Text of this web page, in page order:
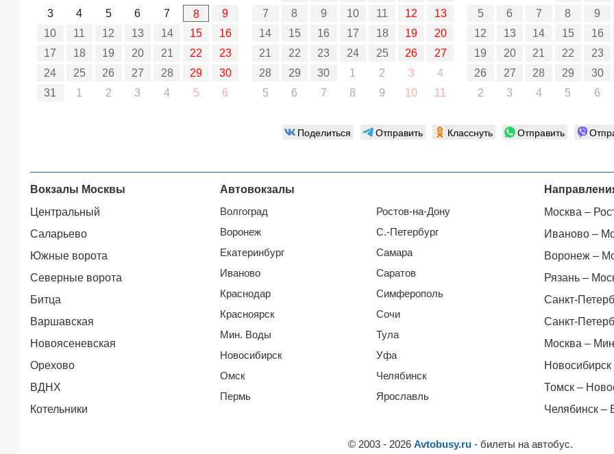
3
4 5 6 7 8
9
10
11 12 13 14 15
16
17
18 19 20 21 22
23
24
25 26 27 28 29
30
31
1 2 3 4 5 6
7
8 9 10 11 12
13
14
15 16 17 18 19
20
21
22 23 24 25 26
27
28
29 30 1 2 3
4
5
6 7 8 9 10 11
5
6 7 8
9
12
13 14 15
16
19
20 21 22
23
26
27 28 29
30
2
3 4 5 6
Поделиться Отправить Класснуть Отправить
Вокзалы Москвы
Центральный
Саларьево
Южные ворота
Северные ворота
Битца
Варшавская
Новоясеневская
Орехово
ВДНХ
Котельники
Автовокзалы
Волгоград
Воронеж
Екатеринбург
Иваново
Краснодар
Красноярск
Мин. Воды
Новосибирск
Омск
Пермь
Ростов-на-Дону
С.-Петербург
Самара
Саратов
Симферополь
Сочи
Тула
Уфа
Челябинск
Ярославль
Москва –
Иваново –
Воронеж –
Рязань –
Санкт-
Санкт-
Москва –
Томск –
Челябинск –
© 2003 - 2026 Avtobusy.ru - билеты на автобус.